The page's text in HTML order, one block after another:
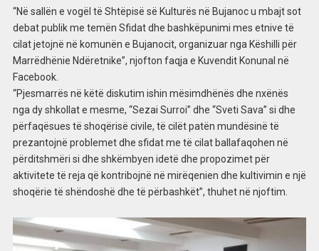
“Në sallën e vogël të Shtëpisë së Kulturës në Bujanoc u mbajt sot
debat publik me temën Sfidat dhe bashkëpunimi mes etnive të
cilat jetojnë në komunën e Bujanocit, organizuar nga Këshilli për
Marrëdhënie Ndëretnike”, njofton faqja e Kuvendit Konunal në
Facebook.
“Pjesmarrës në këtë diskutim ishin mësimdhënës dhe nxënës
nga dy shkollat e mesme, “Sezai Surroi” dhe “Sveti Sava” si dhe
përfaqësues të shoqërisë civile, të cilët patën mundësinë të
prezantojnë problemet dhe sfidat me të cilat ballafaqohen në
përditshmëri si dhe shkëmbyen idetë dhe propozimet për
aktivitete të reja që kontribojnë në mirëqenien dhe kultivimin e një
shoqërie të shëndoshë dhe të përbashkët”, thuhet në njoftim.